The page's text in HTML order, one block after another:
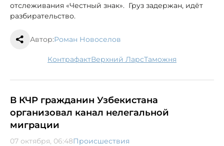
отслеживания «Честный знак». Груз задержан, идёт
разбирательство.
Автор:Роман Новоселов
контрафакт Верхний Ларс таможня
В КЧР гражданин Узбекистана
организовал канал нелегальной
миграции
07 октября, 06:48Происшествия